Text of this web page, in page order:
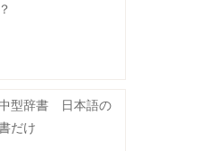
中型辞書 日本語の
だけ